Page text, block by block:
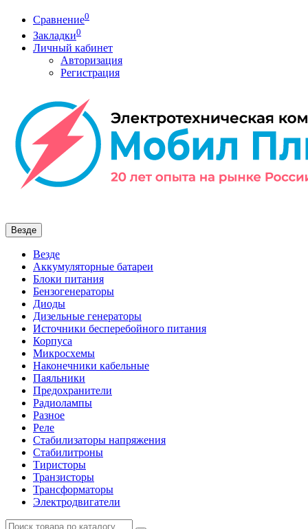
Сравнение0
Закладки0
Личный кабинет
Авторизация
Регистрация
Везде
Везде
Аккумуляторные батареи
Блоки питания
Бензогенераторы
Диоды
Дизельные генераторы
Источники бесперебойного питания
Корпуса
Микросхемы
Наконечники кабельные
Паяльники
Предохранители
Радиолампы
Разное
Реле
Стабилизаторы напряжения
Стабилитроны
Тиристоры
Транзисторы
Трансформаторы
Электродвигатели